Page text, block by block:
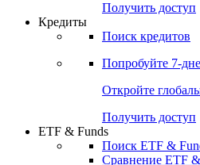
Получить доступ
Кредиты
Поиск кредитов
Попробуйте 7-
Откройте
Получить доступ
ETF & Funds
Поиск ETF &
Сравнение ETF